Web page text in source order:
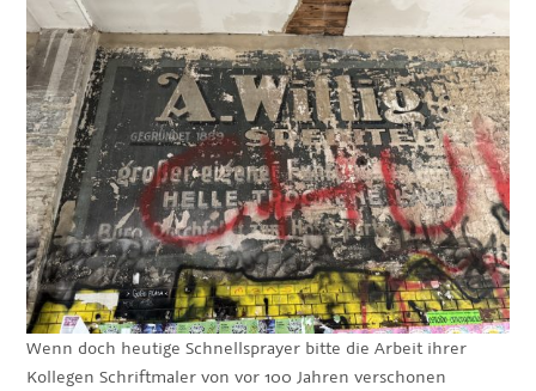
Wenn doch heutige Schnellsprayer bitte die Arbeit ihrer
Kollegen Schriftmaler von vor 100 Jahren verschonen